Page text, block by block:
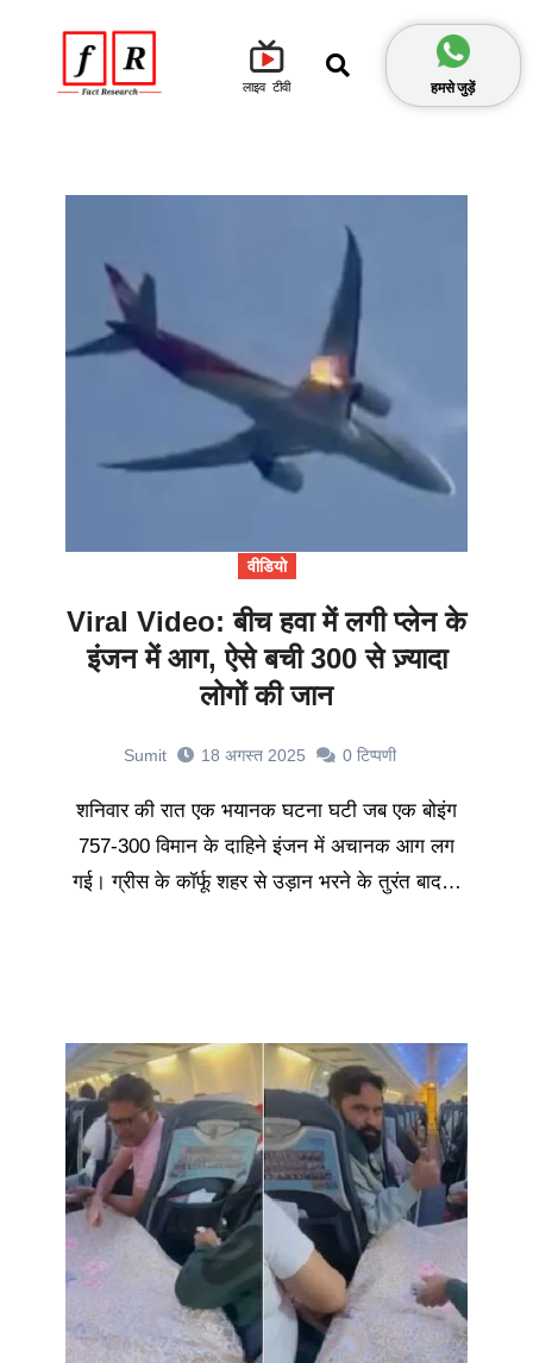
लाइव टीवी हमसे जुड़ें
वीडियो
Viral Video: बीच हवा में लगी प्लेन के
इंजन में आग, ऐसे बची 300 से ज़्यादा
लोगों की जान
Sumit 18 अगस्त 2025 0 टिप्पणी
शनिवार की रात एक भयानक घटना घटी जब एक बोइंग
757-300 विमान के दाहिने इंजन में अचानक आग लग
गई। ग्रीस के कॉर्फू शहर से उड़ान भरने के तुरंत बाद…